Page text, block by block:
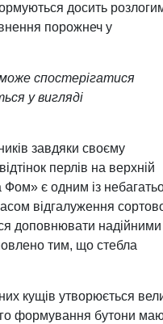
досить
порожнеч у
спостерігатися
у вигляді
завдяки своєму
перлів на верхній
Фом» є одним із
відгалуження
доповнювати надійними
тим, що стебла
кущів утворюється
формування бутони